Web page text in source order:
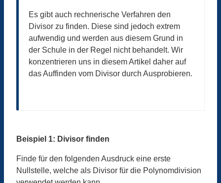
Es gibt auch rechnerische Verfahren den
Divisor zu finden. Diese sind jedoch extrem
aufwendig und werden aus diesem Grund in
der Schule in der Regel nicht behandelt. Wir
konzentrieren uns in diesem Artikel daher auf
das Auffinden vom Divisor durch Ausprobieren.
Beispiel 1: Divisor finden
Finde für den folgenden Ausdruck eine erste
Nullstelle, welche als Divisor für die Polynomdivision